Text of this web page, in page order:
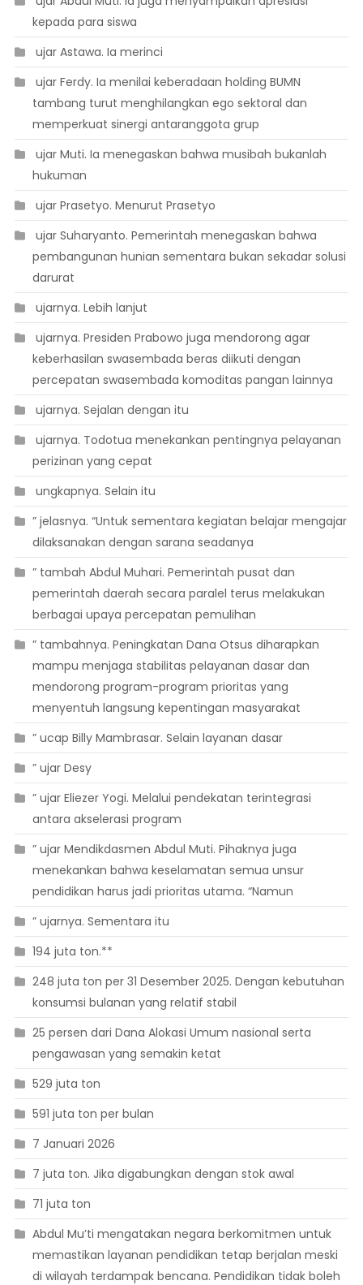
kepada para siswa
 ujar Astawa. Ia merinci
 ujar Ferdy. Ia menilai keberadaan holding BUMN
tambang turut menghilangkan ego sektoral dan
memperkuat sinergi antaranggota grup
 ujar Muti. Ia menegaskan bahwa musibah bukanlah
hukuman
 ujar Prasetyo. Menurut Prasetyo
 ujar Suharyanto. Pemerintah menegaskan bahwa
pembangunan hunian sementara bukan sekadar solusi
darurat
 ujarnya. Lebih lanjut
 ujarnya. Presiden Prabowo juga mendorong agar
keberhasilan swasembada beras diikuti dengan
percepatan swasembada komoditas pangan lainnya
 ujarnya. Sejalan dengan itu
 ujarnya. Todotua menekankan pentingnya pelayanan
perizinan yang cepat
 ungkapnya. Selain itu
” jelasnya. “Untuk sementara kegiatan belajar mengajar
dilaksanakan dengan sarana seadanya
” tambah Abdul Muhari. Pemerintah pusat dan
pemerintah daerah secara paralel terus melakukan
berbagai upaya percepatan pemulihan
” tambahnya. Peningkatan Dana Otsus diharapkan
mampu menjaga stabilitas pelayanan dasar dan
mendorong program-program prioritas yang
menyentuh langsung kepentingan masyarakat
” ucap Billy Mambrasar. Selain layanan dasar
” ujar Desy
” ujar Eliezer Yogi. Melalui pendekatan terintegrasi
antara akselerasi program
” ujar Mendikdasmen Abdul Muti. Pihaknya juga
menekankan bahwa keselamatan semua unsur
pendidikan harus jadi prioritas utama. “Namun
” ujarnya. Sementara itu
194 juta ton.**
248 juta ton per 31 Desember 2025. Dengan kebutuhan
konsumsi bulanan yang relatif stabil
25 persen dari Dana Alokasi Umum nasional serta
pengawasan yang semakin ketat
529 juta ton
591 juta ton per bulan
7 Januari 2026
7 juta ton. Jika digabungkan dengan stok awal
71 juta ton
Abdul Mu’ti mengatakan negara berkomitmen untuk
memastikan layanan pendidikan tetap berjalan meski
di wilayah terdampak bencana. Pendidikan tidak boleh